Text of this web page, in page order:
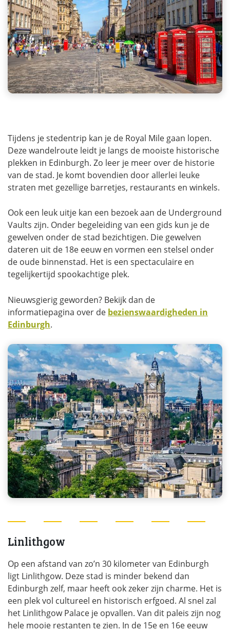
Tijdens je stedentrip kan je de Royal Mile gaan lopen.
Deze wandelroute leidt je langs de mooiste historische
plekken in Edinburgh. Zo leer je meer over de historie
van de stad. Je komt bovendien door allerlei leuke
straten met gezellige barretjes, restaurants en winkels.
Ook een leuk uitje kan een bezoek aan de Underground
Vaults zijn. Onder begeleiding van een gids kun je de
gewelven onder de stad bezichtigen. Die gewelven
dateren uit de 18e eeuw en vormen een stelsel onder
de oude binnenstad. Het is een spectaculaire en
tegelijkertijd spookachtige plek.
Nieuwsgierig geworden? Bekijk dan de
informatiepagina over de bezienswaardigheden in
Edinburgh.
Linlithgow
Op een afstand van zo’n 30 kilometer van Edinburgh
ligt Linlithgow. Deze stad is minder bekend dan
Edinburgh zelf, maar heeft ook zeker zijn charme. Het is
een plek vol cultureel en historisch erfgoed. Al snel zal
het Linlithgow Palace je opvallen. Van dit paleis zijn nog
hele mooie restanten te zien. In de 15e en 16e eeuw